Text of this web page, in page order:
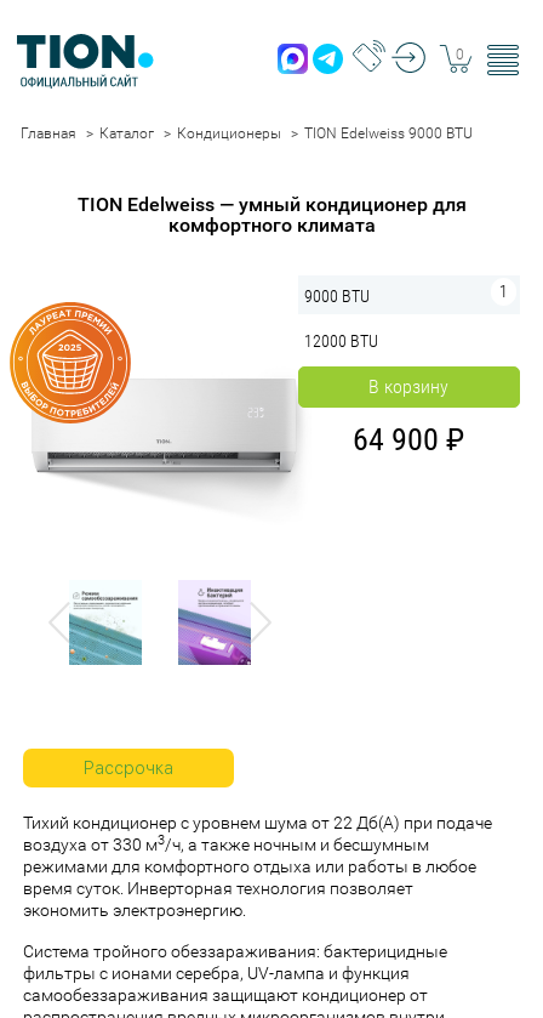
0
Главная Каталог Кондиционеры TION Edelweiss 9000 BTU
TION Edelweiss — умный кондиционер для
комфортного климата
Previous Next
Рассрочка
Тихий кондиционер с уровнем шума от 22 Дб(А) при подаче
воздуха от 330 м3/ч, а также ночным и бесшумным
режимами для комфортного отдыха или работы в любое
время суток. Инверторная технология позволяет
экономить электроэнергию.
Система тройного обеззараживания: бактерицидные
фильтры с ионами серебра, UV-лампа и функция
самообеззараживания защищают кондиционер от
9000 BTU
12000 BTU
В корзину
64 900